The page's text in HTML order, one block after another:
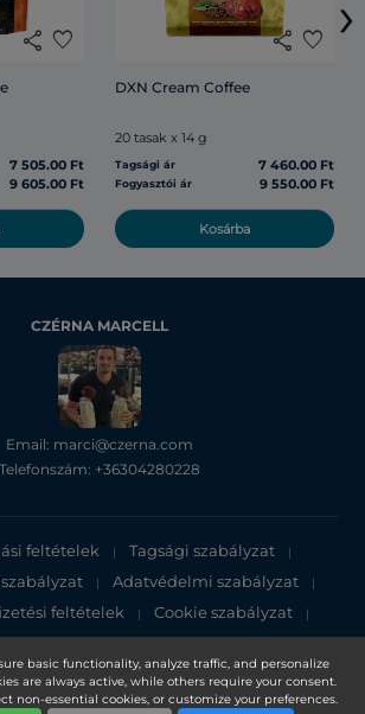
basic functionality, analyze traffic, and personalize
are always active, while others require your consent.
non-essential cookies, or customize your preferences.
share favorite
7 505.00 Ft
9 605.00 Ft
share favorite
DXN Cream Coffee
20 tasak x 14 g
Tagsági ár 7 460.00 Ft
Fogyasztói ár 9 550.00 Ft
Kosárba
›
CZÉRNA MARCELL
Email: marci@czerna.com
Telefonszám: +36304280228
feltételek | Tagsági szabályzat |
| Adatvédelmi szabályzat |
feltételek | Cookie szabályzat |
Adatvédelmi tájékoztató
Holdings Bhd. 199501033918 (363120-V)